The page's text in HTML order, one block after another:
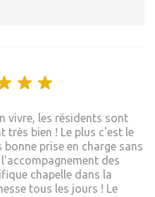
vivre, les résidents sont
très bien ! Le plus c'est le
bonne prise en charge sans
des
chapelle dans la
tous les jours ! Le